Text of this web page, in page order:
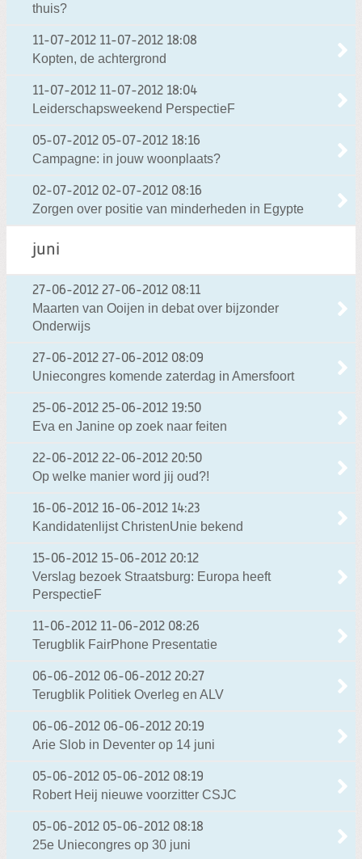
thuis?
11-07-2012 11-07-2012 18:08
Kopten, de achtergrond
11-07-2012 11-07-2012 18:04
Leiderschapsweekend PerspectieF
05-07-2012 05-07-2012 18:16
Campagne: in jouw woonplaats?
02-07-2012 02-07-2012 08:16
Zorgen over positie van minderheden in Egypte
juni
27-06-2012 27-06-2012 08:11
Maarten van Ooijen in debat over bijzonder
Onderwijs
27-06-2012 27-06-2012 08:09
Uniecongres komende zaterdag in Amersfoort
25-06-2012 25-06-2012 19:50
Eva en Janine op zoek naar feiten
22-06-2012 22-06-2012 20:50
Op welke manier word jij oud?!
16-06-2012 16-06-2012 14:23
Kandidatenlijst ChristenUnie bekend
15-06-2012 15-06-2012 20:12
Verslag bezoek Straatsburg: Europa heeft
PerspectieF
11-06-2012 11-06-2012 08:26
Terugblik FairPhone Presentatie
06-06-2012 06-06-2012 20:27
Terugblik Politiek Overleg en ALV
06-06-2012 06-06-2012 20:19
Arie Slob in Deventer op 14 juni
05-06-2012 05-06-2012 08:19
Robert Heij nieuwe voorzitter CSJC
05-06-2012 05-06-2012 08:18
25e Uniecongres op 30 juni